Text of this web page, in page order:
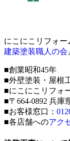
にこにこリフォ
建築塗装職人の会
■創業昭和45年
■外壁塗装・屋根
■にこにこリフォ
■〒664-0892 兵庫
■お客様窓口：
■各店舗へのアク